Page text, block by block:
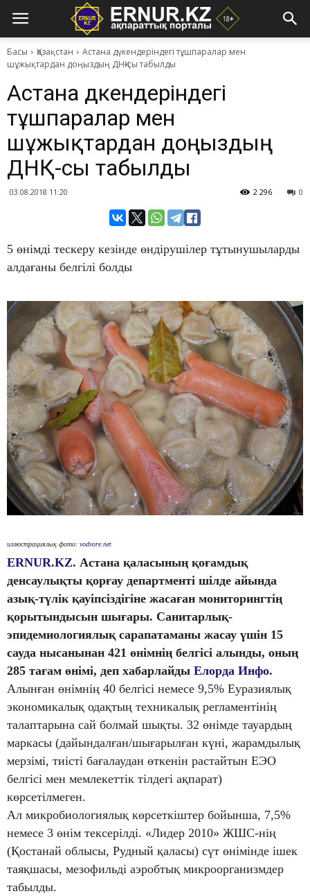
Басы Қазақстан
Астана дүкендеріндегі тұшпаралар мен
шұжықтардан доңыздың ДНҚ-сы табылды
Астана дүкендеріндегі
тұшпаралар мен
шұжықтардан доңыздың
ДНҚ-сы табылды
03.08.2018 11:20 0
2 296
5 өнімді тескеру кезінде өндірушілер тұтынушыларды
алдағаны белгілі болды
иллюстрациялық фото: vodvore.net
ERNUR.KZ. Астана қаласының қоғамдық
денсаулықты қорғау департменті шілде айында
азық-түлік қауіпсіздігіне жасаған мониторингтің
қорытындысын шығары. Санитарлық-
эпидемиологиялық сарапатаманы жасау үшін 15
сауда нысанынан 421 өнімнің белгісі алынды, оның
285 тағам өнімі, деп хабарлайды Елорда Инфо.
Алынған өнімнің 40 белгісі немесе 9,5% Еуразиялық
экономикалық одақтың техникалық регламентінің
талаптарына сай болмай шықты. 32 өнімде тауардың
маркасы (дайындалған/шығарылған күні, жарамдылық
мерзімі, тиісті бағалаудан өткенін растайтын ЕЭО
белгісі мен мемлекеттік тілдегі ақпарат)
көрсетілмеген.
Ал микробиологиялық көрсеткіштер бойынша, 7,5%
немесе 3 өнім тексерілді. «Лидер 2010» ЖШС-нің
(Қостанай облысы, Рудный қаласы) сүт өнімінде ішек
таяқшасы, мезофильді аэробтық микроорганизмдер
табылды.